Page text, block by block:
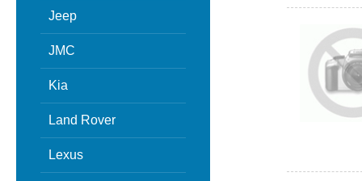
Jeep
JMC
Kia
Land Rover
Lexus